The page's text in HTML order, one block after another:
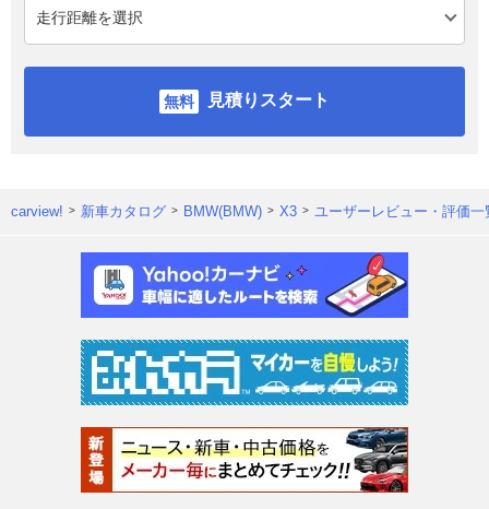
見積りスタート
carview! 新車カタログ BMW(BMW) X3 ユーザーレビュー・評価一